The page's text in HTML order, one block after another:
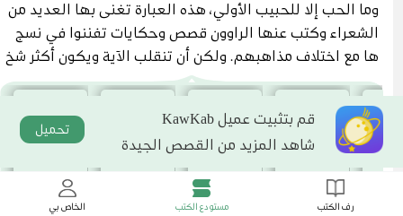
وما الحب إلا للحبيب الأولي، هذه العبارة تغنى بها العديد من
الشعراء وكتب عنها الراوون قصص وحكايات تفننوا في نسج
ها مع اختلاف مذاهبهم. ولكن أن تنقلب الآية ويكون أكثر شخ
ص تبغضه بالحياة هو الأقرب إلى قلبك! هذه هي المأساة الح
قيقة. عنيد، قاسي، همجي، ولكنه وسيمٌ وجذاب للغاية، وتلك ا
لخصلات الفضية التي تتخلل منابت شعره تضفي إلى هيئته الم
زيد من الوقار. صغيرة، وجميلة لا بل فاتنة، كما أنها مشاغبة أي
ضاً، ولكن شراستها ستار تواري به ضعفها وحاجتها إليه. كيف
وهما كقطبي مغناطيس يتنافران، لا يجمعهما مكان إلا وتحتد
قم بتثبيت عميل KawKab
شاهد المزيد من القصص الجيدة
تحميل
الخاص بي مستودع الكتب رف الكتب